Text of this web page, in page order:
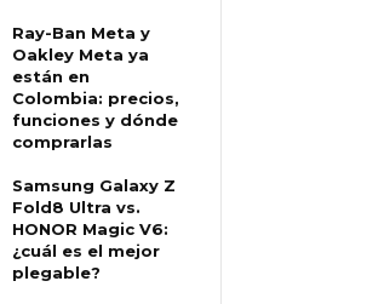
Ray-Ban Meta y
Oakley Meta ya
están en
Colombia: precios,
funciones y dónde
comprarlas
Samsung Galaxy Z
Fold8 Ultra vs.
HONOR Magic V6:
¿cuál es el mejor
plegable?